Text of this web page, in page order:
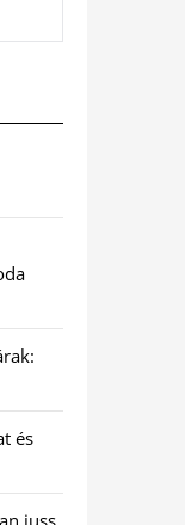
és
juss